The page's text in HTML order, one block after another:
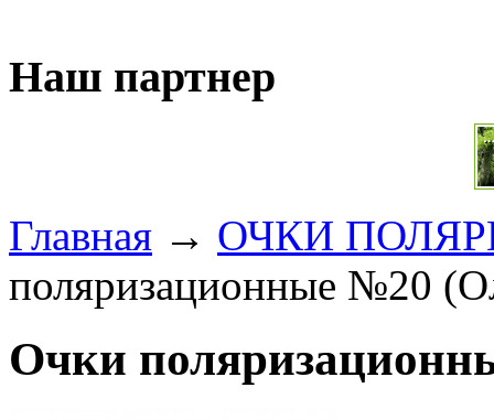
Наш партнер
Главная → ОЧКИ
поляризационные №20
Очки